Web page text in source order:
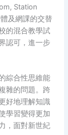
Station
及網課的交替
的混合教學試
認可，進一步
綜合性思維能
雜的問題。跨
好地理解知識
學習變得更加
，面對新世紀